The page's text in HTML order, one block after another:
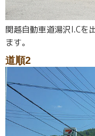
関越自動車道湯沢I.Cを
ます。
道順2